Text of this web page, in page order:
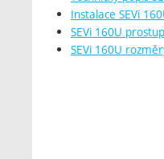
Instalace SEVi
SEVi 160U
SEVi 160U